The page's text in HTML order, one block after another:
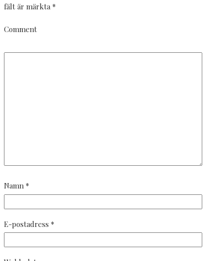
fält är märkta*
Comment
Namn *
E-postadress *